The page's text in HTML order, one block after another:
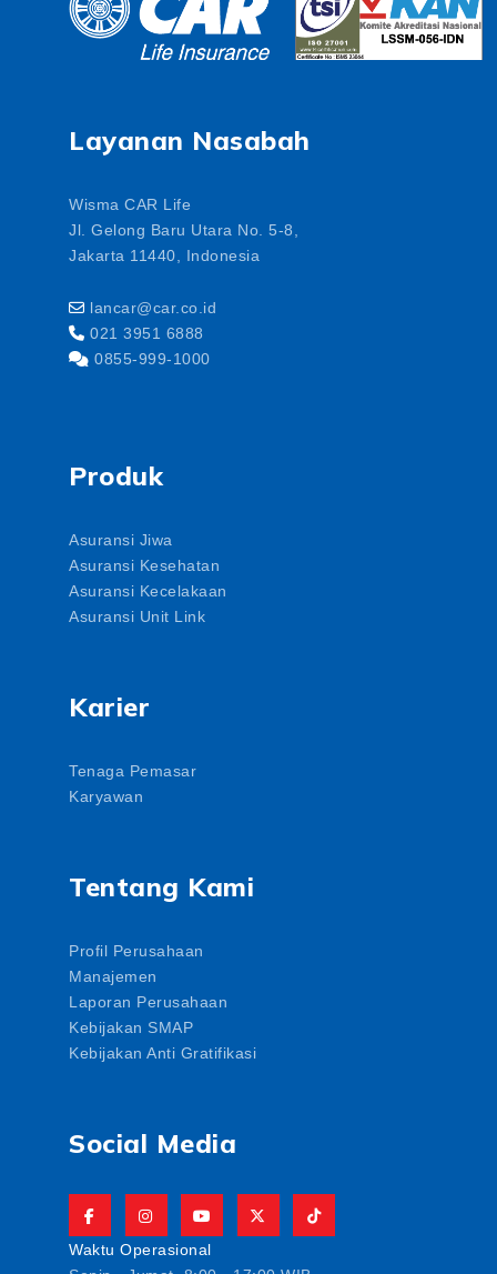
Layanan Nasabah
Wisma CAR Life
Jl. Gelong Baru Utara No. 5-8,
Jakarta 11440, Indonesia
lancar@car.co.id
021 3951 6888
0855-999-1000
Produk
Asuransi Jiwa
Asuransi Kesehatan
Asuransi Kecelakaan
Asuransi Unit Link
Karier
Tenaga Pemasar
Karyawan
Tentang Kami
Profil Perusahaan
Manajemen
Laporan Perusahaan
Kebijakan SMAP
Kebijakan Anti Gratifikasi
Social Media
Waktu Operasional